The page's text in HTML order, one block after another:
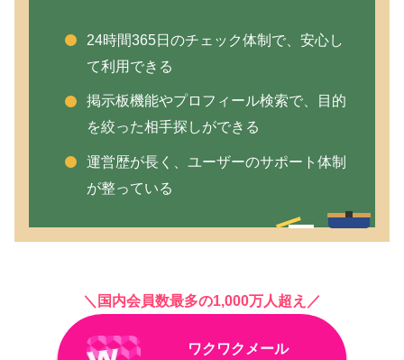
24時間365日のチェック体制で、安心し
て利用できる
掲示板機能やプロフィール検索で、目的
を絞った相手探しができる
運営歴が長く、ユーザーのサポート体制
が整っている
＼国内会員数最多の1,000万人超え／
ワクワクメール